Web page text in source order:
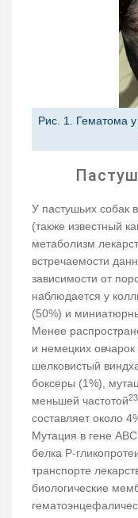
Рис. 1. Гематома у
У пастушьих собак
(также известный
метаболизм
встречаемости
зависимости от
наблюдается у
(50%) и
Менее
и немецких
шелковистый
боксеры (1%),
меньшей частотой
составляет около
Мутация в гене
белка P-
транспорте
биологические